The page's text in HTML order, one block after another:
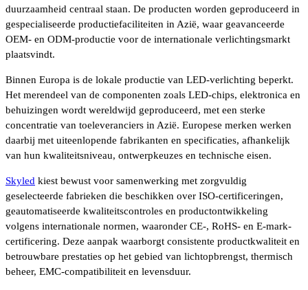
duurzaamheid centraal staan. De producten worden geproduceerd in
gespecialiseerde productiefaciliteiten in Azië, waar geavanceerde
OEM- en ODM-productie voor de internationale verlichtingsmarkt
plaatsvindt.
Binnen Europa is de lokale productie van LED-verlichting beperkt.
Het merendeel van de componenten zoals LED-chips, elektronica en
behuizingen wordt wereldwijd geproduceerd, met een sterke
concentratie van toeleveranciers in Azië. Europese merken werken
daarbij met uiteenlopende fabrikanten en specificaties, afhankelijk
van hun kwaliteitsniveau, ontwerpkeuzes en technische eisen.
Skyled kiest bewust voor samenwerking met zorgvuldig
geselecteerde fabrieken die beschikken over ISO-certificeringen,
geautomatiseerde kwaliteitscontroles en productontwikkeling
volgens internationale normen, waaronder CE-, RoHS- en E-mark-
certificering. Deze aanpak waarborgt consistente productkwaliteit en
betrouwbare prestaties op het gebied van lichtopbrengst, thermisch
beheer, EMC-compatibiliteit en levensduur.